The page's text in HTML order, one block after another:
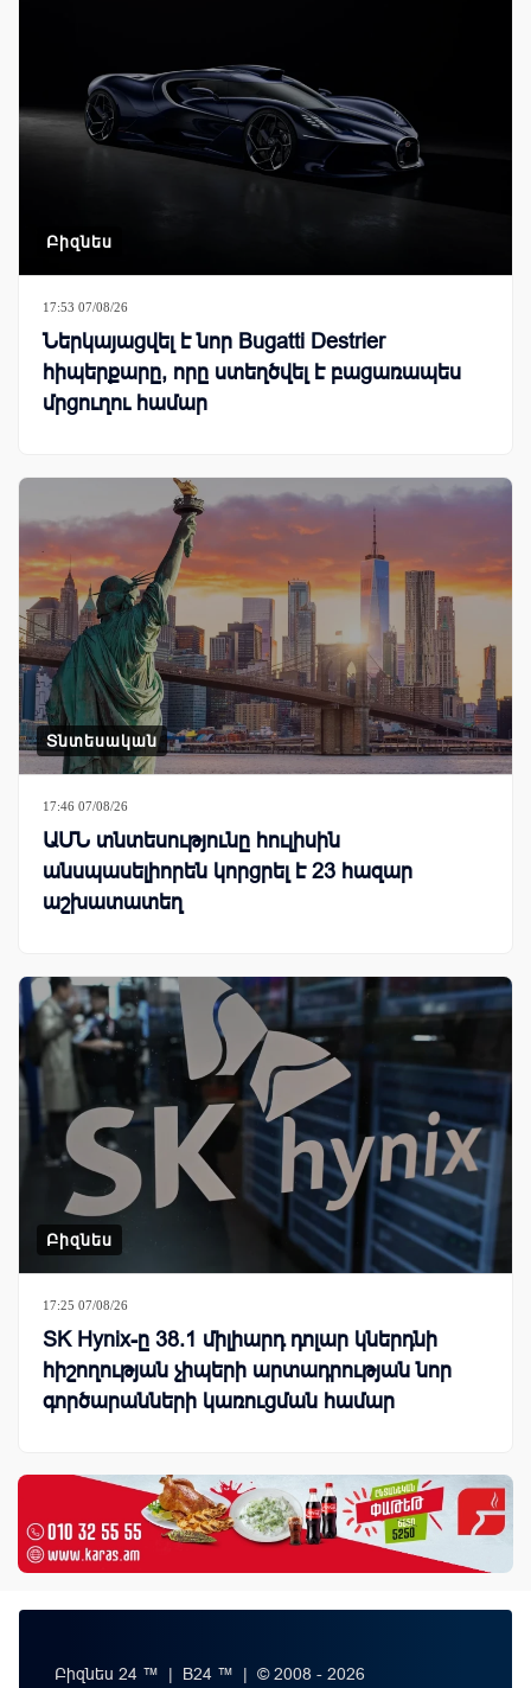
Բիզնես
17:53 07/08/26
Ներկայացվել է նոր Bugatti Destrier
հիպերքարը, որը ստեղծվել է բացառապես
մրցուղու համար
Տնտեսական
17:46 07/08/26
ԱՄՆ տնտեսությունը հուլիսին
անսպասելիորեն կորցրել է 23 հազար
աշխատատեղ
Բիզնես
17:25 07/08/26
SK Hynix-ը 38.1 միլիարդ դոլար կներդնի
հիշողության չիպերի արտադրության նոր
գործարանների կառուցման համար
Բիզնես 24 ™ | B24 ™ | © 2008 - 2026